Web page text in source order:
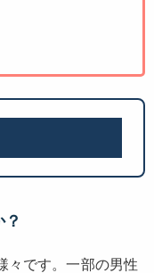
々です。一部の男性